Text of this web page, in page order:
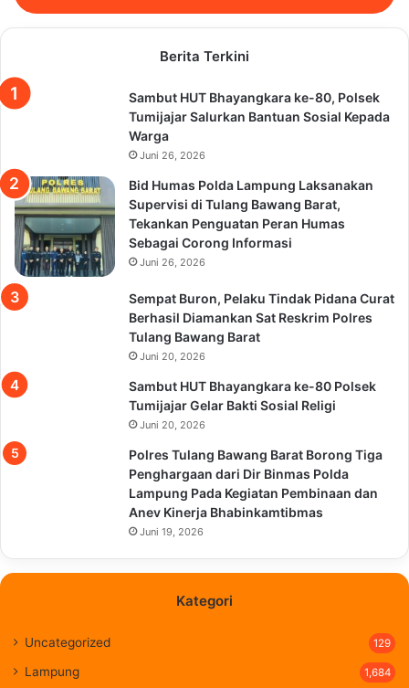
Berita Terkini
Sambut HUT Bhayangkara ke-80, Polsek
Tumijajar Salurkan Bantuan Sosial Kepada
Warga
Juni 26, 2026
Bid Humas Polda Lampung Laksanakan
Supervisi di Tulang Bawang Barat,
Tekankan Penguatan Peran Humas
Sebagai Corong Informasi
Juni 26, 2026
Sempat Buron, Pelaku Tindak Pidana Curat
Berhasil Diamankan Sat Reskrim Polres
Tulang Bawang Barat
Juni 20, 2026
Sambut HUT Bhayangkara ke-80 Polsek
Tumijajar Gelar Bakti Sosial Religi
Juni 20, 2026
Polres Tulang Bawang Barat Borong Tiga
Penghargaan dari Dir Binmas Polda
Lampung Pada Kegiatan Pembinaan dan
Anev Kinerja Bhabinkamtibmas
Juni 19, 2026
Kategori
Uncategorized 129
Lampung 1,684